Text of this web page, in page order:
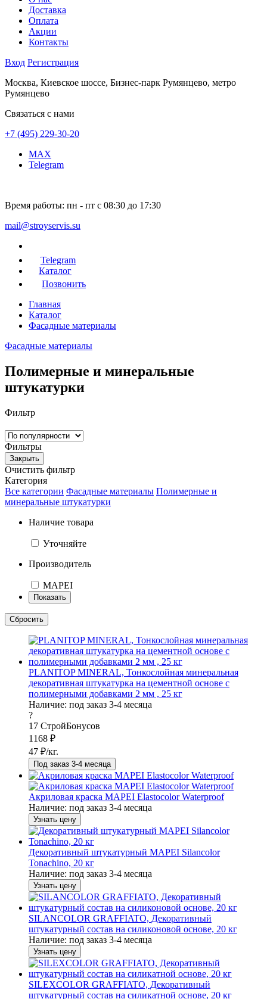
Доставка
Оплата
Акции
Контакты
Вход Регистрация
Москва, Киевское шоссе, Бизнес-парк Румянцево, метро
Румянцево
Связаться с нами
+7 (495) 229-30-20
MAX
Telegram
Время работы: пн - пт с 08:30 до 17:30
mail@stroyservis.su
Telegram
Каталог
Позвонить
Главная
Каталог
Фасадные материалы
Фасадные материалы
Полимерные и минеральные
штукатурки
Фильтр
Фильтры
Закрыть
Очистить фильтр
Категория
Все категории Фасадные материалы Полимерные и
минеральные штукатурки
Наличие товара
Уточняйте
Производитель
MAPEI
PLANITOP MINERAL, Тонкослойная минеральная
декоративная штукатурка на цементной основе с
полимерными добавками 2 мм , 25 кг
Наличие: под заказ 3-4 месяца
?
17 СтройБонусов
1168 ₽
47 ₽/кг.
Под заказ 3-4 месяца
Акриловая краска MAPEI Elastocolor Waterproof
Наличие: под заказ 3-4 месяца
Узнать цену
Декоративный штукатурный MAPEI Silancolor
Tonachino, 20 кг
Наличие: под заказ 3-4 месяца
Узнать цену
SILANCOLOR GRAFFIATO, Декоративный
штукатурный состав на силиконовой основе, 20 кг
Наличие: под заказ 3-4 месяца
Узнать цену
SILEXCOLOR GRAFFIATO, Декоративный
штукатурный состав на силикатной основе, 20 кг